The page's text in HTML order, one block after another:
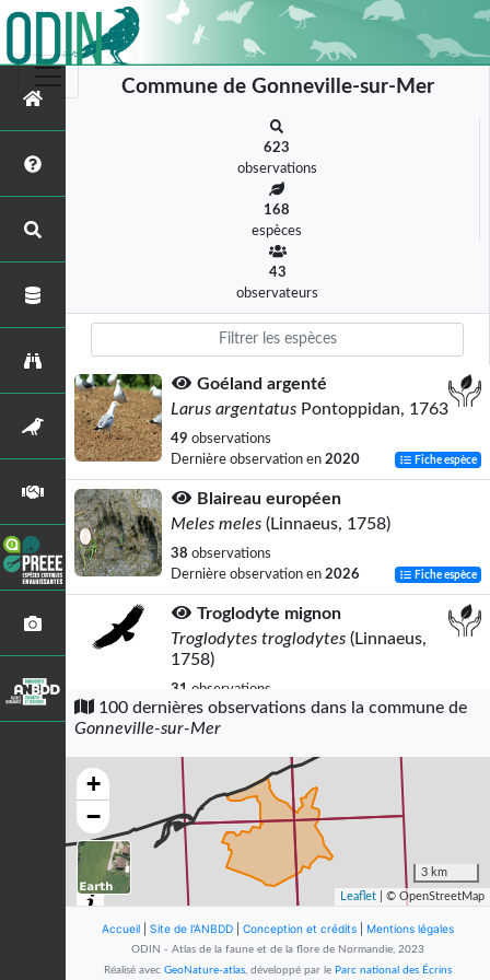
Commune de Gonneville-sur-Mer
623
observations
168
espèces
43
observateurs
Goéland argenté
Larus argentatus Pontoppidan, 1763
49 observations
Dernière observation en 2020 Fiche espèce
Blaireau européen
Meles meles (Linnaeus, 1758)
38 observations
Dernière observation en 2026 Fiche espèce
Troglodyte mignon
Troglodytes troglodytes (Linnaeus,
1758)
31 observations
Dernière observation en2023 Fiche espèce
Sylvia atricapilla(Linnaeus, 1758)
30
observations
Dernière observation en2023
Pouillot véloce
Phylloscopus collybita
(Vieillot, 1817)
Dernière observation en
100 dernières observations dans la commune de
Gonneville-sur-Mer
+
−
3 km
Leaflet | © OpenStreetMap
Accueil Site de l'ANBDD Conception et crédits Mentions légales
ODIN - Atlas de la faune et de la flore de Normandie, 2023
Réalisé avec GeoNature-atlas, développé par le Parc national des Écrins